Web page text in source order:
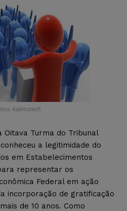
kabliczech
Turma do Tribunal
a legitimidade do
em Estabelecimentos
representar os
Federal em ação
incorporação de gratificação
de 10 anos. Como